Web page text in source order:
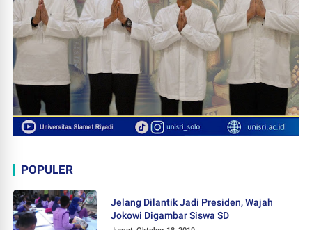
POPULER
Jelang Dilantik Jadi Presiden, Wajah
Jokowi Digambar Siswa SD